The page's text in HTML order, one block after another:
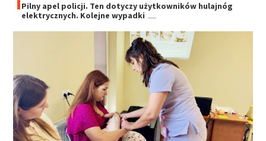
Pilny apel policji. Ten dotyczy użytkowników hulajnóg
elektrycznych. Kolejne wypadki